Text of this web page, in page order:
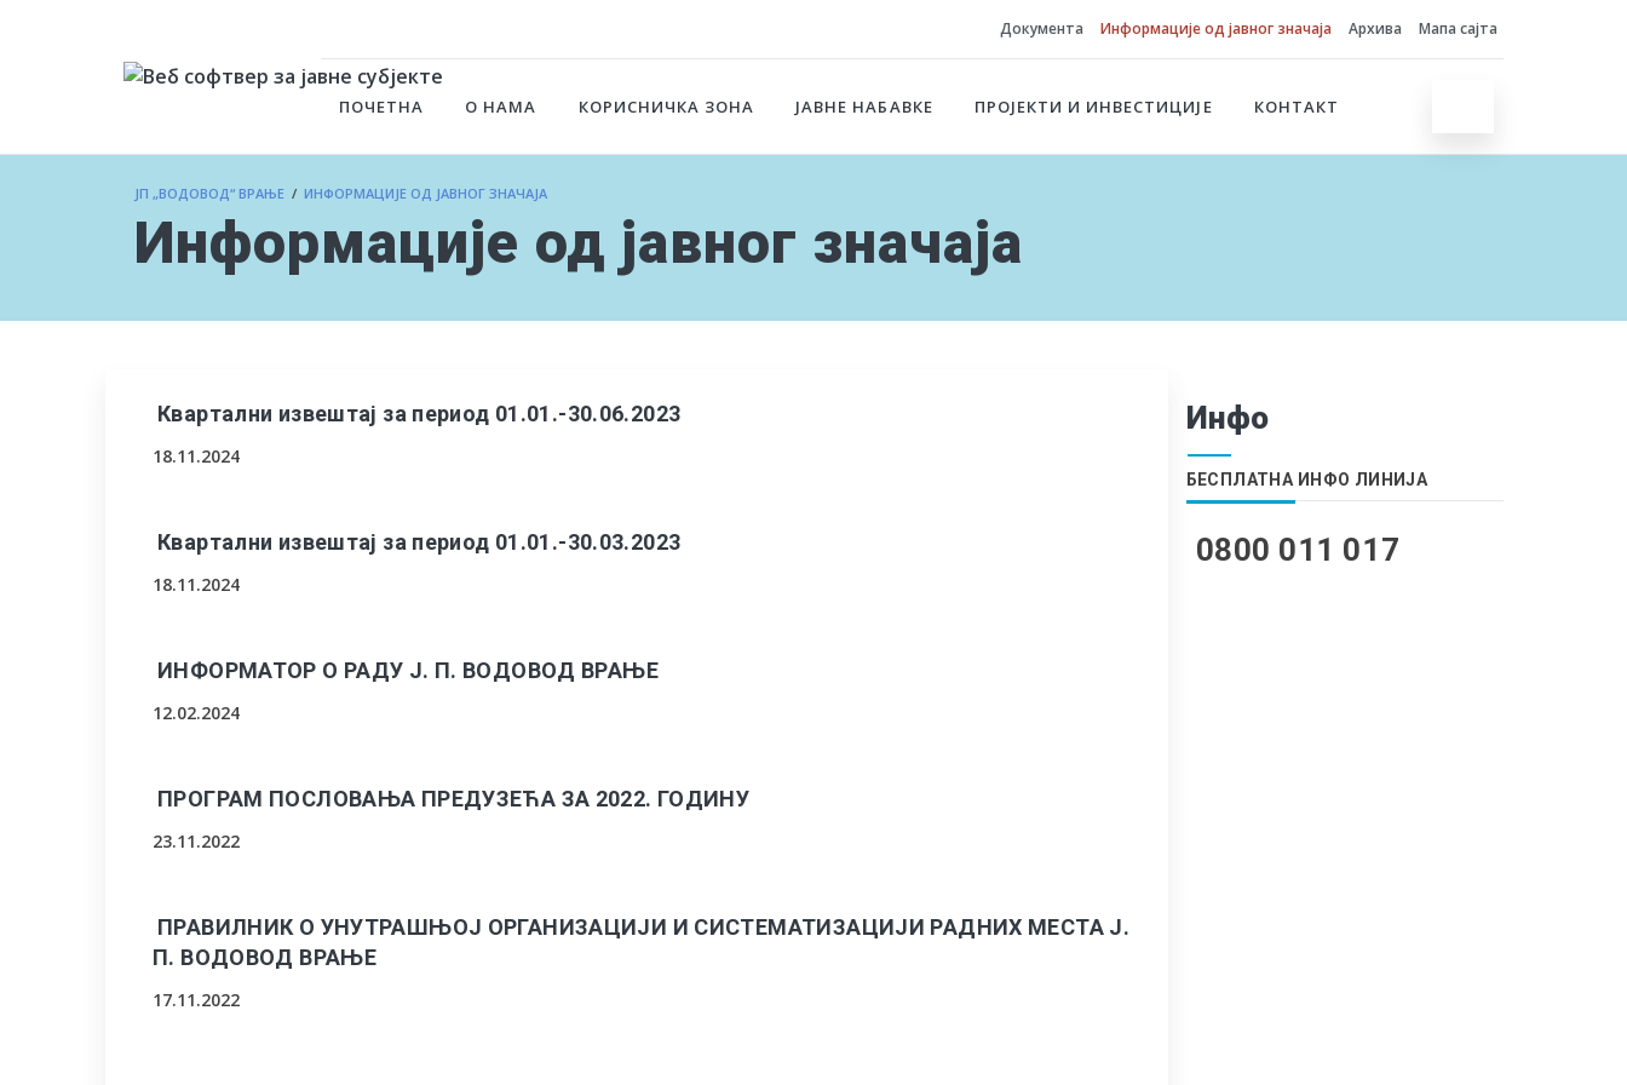
Документа Информације од јавног значаја Архива Мапа сајта
ПОЧЕТНА О НАМА КОРИСНИЧКА ЗОНА ЈАВНЕ НАБАВКЕ ПРОЈЕКТИ И ИНВЕСТИЦИЈЕ КОНТАКТ
ЈП „ВОДОВОД“ ВРАЊЕ / ИНФОРМАЦИЈЕ ОД ЈАВНОГ ЗНАЧАЈА
Информације од јавног значаја
Квартални извештај за период 01.01.-30.06.2023
18.11.2024
Квартални извештај за период 01.01.-30.03.2023
18.11.2024
ИНФОРМАТОР О РАДУ Ј. П. ВОДОВОД ВРАЊЕ
12.02.2024
ПРОГРАМ ПОСЛОВАЊА ПРЕДУЗЕЋА ЗА 2022. ГОДИНУ
23.11.2022
ПРАВИЛНИК О УНУТРАШЊОЈ ОРГАНИЗАЦИЈИ И СИСТЕМАТИЗАЦИЈИ РАДНИХ МЕСТА Ј.
П. ВОДОВОД ВРАЊЕ
17.11.2022
Инфо
БЕСПЛАТНА ИНФО ЛИНИЈА
0800 011 017